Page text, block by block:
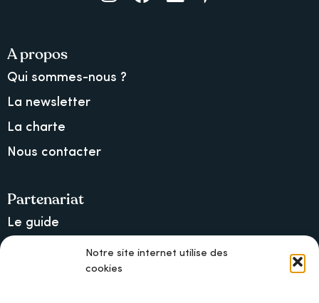
Notre site internet utilise des
cookies
A propos
Qui sommes-nous ?
La newsletter
La charte
Nous contacter
Partenariat
Le guide
Lancer une collecte sur Ulule
MAIF, l’assureur militant